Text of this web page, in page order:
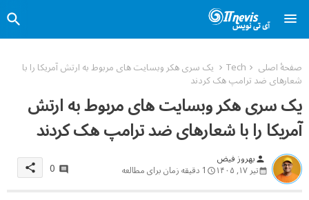
صفحهٔ اصلی Tech یک سری هکر وبسایت های مربوط به ارتش آمریکا را با
شعارهای ضد ترامپ هک کردند
یک سری هکر وبسایت های مربوط به ارتش
آمریکا را با شعارهای ضد ترامپ هک کردند
person بهروز فیض
تیر ۱۷, ۱۴۰۵ 1 دقیقه زمان برای مطالعه 0
share